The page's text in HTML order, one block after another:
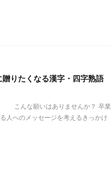
贈りたくなる漢字・四字熟語
こんな願いはありませんか？ 卒業
人へのメッセージを考えるきっかけ